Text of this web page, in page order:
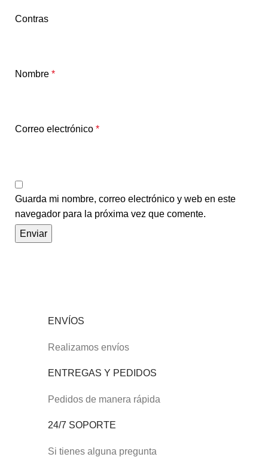
Contras
Nombre *
Correo electrónico *
Guarda mi nombre, correo electrónico y web en este
navegador para la próxima vez que comente.
ENVÍOS
Realizamos envíos
ENTREGAS Y PEDIDOS
Pedidos de manera rápida
24/7 SOPORTE
Si tienes alguna pregunta